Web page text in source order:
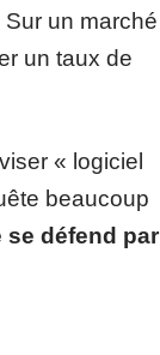
un marché
un taux de
« logiciel
beaucoup
se défend par